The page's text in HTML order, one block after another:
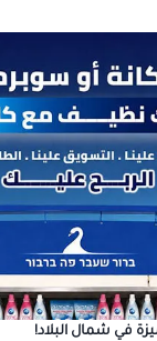
في شمال البلاد!